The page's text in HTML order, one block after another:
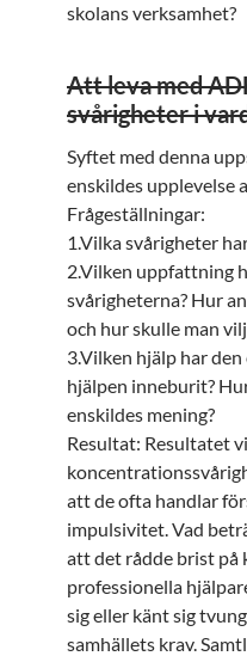
skolans verksamhet?
Att leva med
svårigheter i
Syftet med denna
enskildes upplevelse
Frågeställningar:
1.Vilka svårigheter
2.Vilken uppfattning
svårigheterna? Hur
och hur skulle man
3.Vilken hjälp har
hjälpen inneburit?
enskildes mening?
Resultat: Resultatet
att de ofta handlar
impulsivitet. Vad
att det rådde brist på
professionella
sig eller känt sig
samhällets krav.